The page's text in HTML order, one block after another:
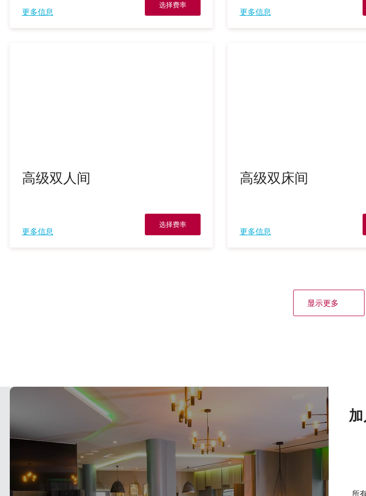
更多信息
选择费率
更多信息
高级双人间
更多信息
选择费率
高级双床间
更多信息
显示更多
所